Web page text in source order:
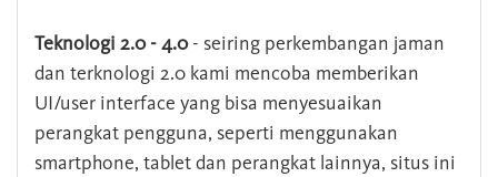
Teknologi 2.0 - 4.0- seiring perkembangan jaman
dan terknologi 2.0 kami mencoba memberikan
UI/user interface yang bisa menyesuaikan
perangkat pengguna, seperti menggunakan
smartphone, tablet dan perangkat lainnya, situs ini